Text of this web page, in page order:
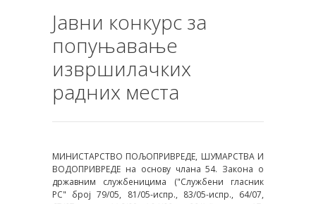
Јавни конкурс за
попуњавање
извршилачких
радних места
МИНИСТАРСТВО ПОЉОПРИВРЕДЕ, ШУМАРСТВА И
ВОДОПРИВРЕДЕ на основу члана 54. Закона о
државним службеницима ("Службени гласник
РС" број 79/05, 81/05-испр., 83/05-испр., 64/07,